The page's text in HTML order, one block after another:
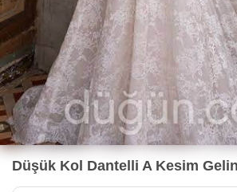
Düşük Kol Dantelli A Kesim